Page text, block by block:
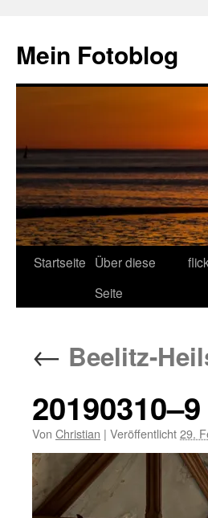
springen
Mein Fotoblog
Startseite Über diese
Seite
← Beelitz-
20190310–9
Von Christian | Veröffentlicht29.